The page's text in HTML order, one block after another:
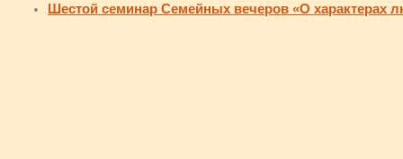
Шестой семинар Семейных вечеров «О характерах